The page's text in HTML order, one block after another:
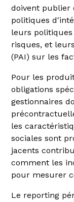
doivent publier
politiques
leurs
risques, et
(PAI) sur les
Pour les
obligations
gestionnaires
les
sociales sont
jacents
comment les
pour mesurer
Le reporting